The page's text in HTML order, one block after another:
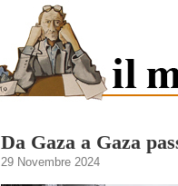
Da Gaza a Gaza
29 Novembre 2024